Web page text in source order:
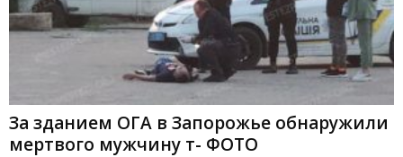
За зданием ОГА в Запорожье обнаружили
мертвого мужчину т- ФОТО